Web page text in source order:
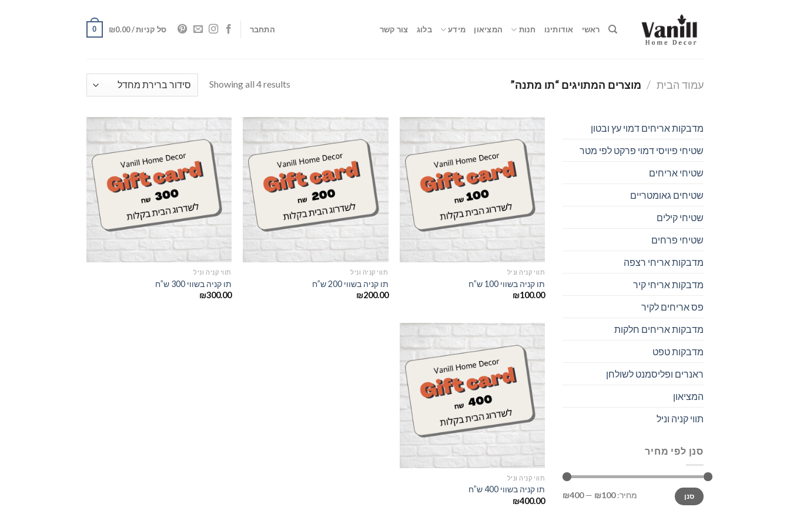
ראשי אודותינו חנות המציאון מידע בלוג צור קשר התחבר סל קניות / ₪0.00
0
עמוד הבית / מוצרים המתויגים “תו מתנה” Showing all 4 results
מדבקות אריחים דמוי עץ ובטון
שטיחי פיויסי דמוי פרקט לפי מטר
שטיחי אריחים
שטיחים גאומטריים
שטיחי קילים
שטיחי פרחים
מדבקות אריחי רצפה
מדבקות אריחי קיר
פס אריחים לקיר
מדבקות אריחים חלקות
מדבקות טפט
ראנרים ופליסמנט לשולחן
המציאון
תווי קניה וניל
סנן לפי מחיר
סנן מחיר:₪100
—
₪400
תווי קניה וניל
תו קניה בשווי 100 ש”ח
₪100.00
תווי קניה וניל
תו קניה בשווי 200 ש”ח
₪200.00
תווי קניה וניל
תו קניה בשווי 300 ש”ח
₪300.00
תווי קניה וניל
תו קניה בשווי 400 ש”ח
₪400.00